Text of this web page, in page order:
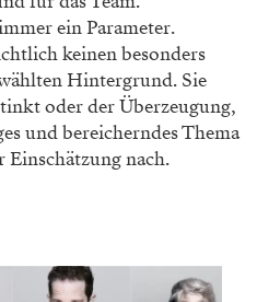
ein Parameter.
keinen besonders
Hintergrund. Sie
oder der Überzeugung,
und bereicherndes Thema
nach.